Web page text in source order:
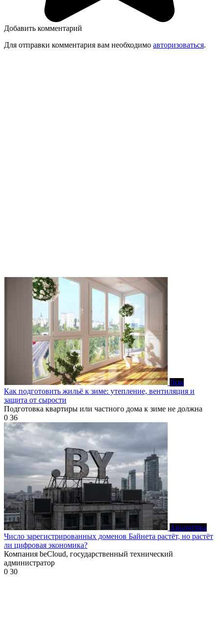
Добавить комментарий
Для отправки комментария вам необходимо авторизоваться.
Дом
Как подготовить жильё к зиме: утепление, вентиляция и
защита от сырости
Подготовка квартиры или частного дома к зиме не должна
0 36
Аналитика
Число зарегистрированных доменов Байнета растёт, но растёт
ли цифровая экономика?
Компания beCloud, государственный технический
администратор
0 30